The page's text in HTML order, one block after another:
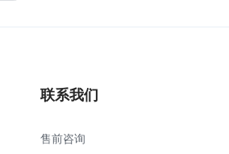
联系我们
售前咨询